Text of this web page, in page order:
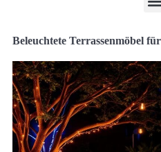
Beleuchtete Terrassenmöbel